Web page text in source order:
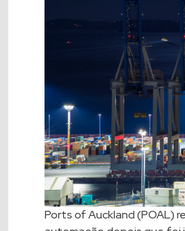
Ports of Auckland (POAL)